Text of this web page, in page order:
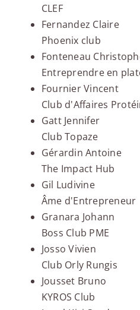
CLEF
Fernandez Claire
Phoenix club
Fonteneau
Entreprendre en
Fournier Vincent
Club d'Affaires
Gatt Jennifer
Club Topaze
Gérardin Antoine
The Impact Hub
Gil Ludivine
Âme d'Entrepreneur
Granara Johann
Boss Club PME
Josso Vivien
Club Orly Rungis
Jousset Bruno
KYROS Club